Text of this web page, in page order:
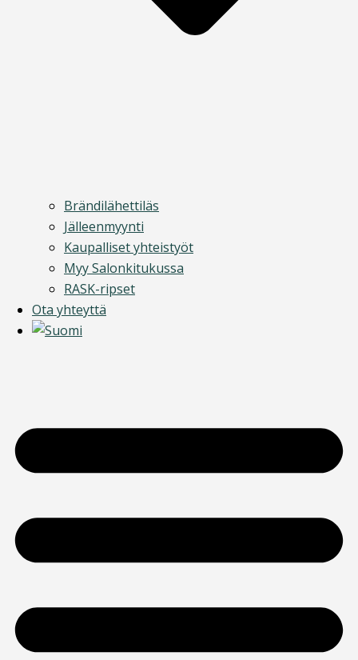
Brändilähettiläs
Jälleenmyynti
Kaupalliset yhteistyöt
Myy Salonkitukussa
RASK-ripset
Ota yhteyttä